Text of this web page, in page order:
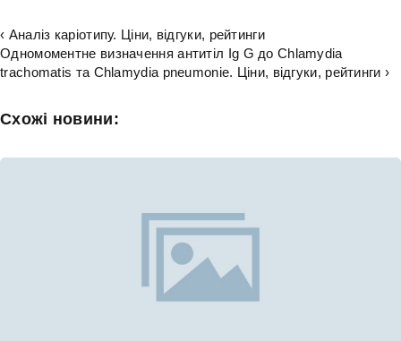
‹ Аналіз каріотипу. Ціни, відгуки, рейтинги
Одномоментне визначення антитіл Ig G до Chlamydia
trachomatis та Chlamydia pneumonie. Ціни, відгуки, рейтинги ›
Схожі новини: